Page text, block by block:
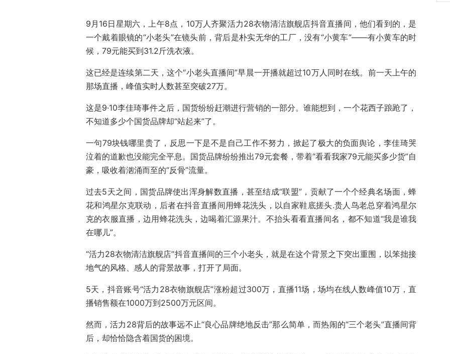
9月16日星期六，上午8点，10万人齐聚活力28衣物清洁旗舰店抖音直播间，他们看到的，是
一个戴着眼镜的“小老头”在镜头前，背后是朴实无华的工厂，没有“小黄车”——有小黄车的时
候，79元能买到31.2斤洗衣液。
这已经是连续第二天，这个“小老头直播间”早晨一开播就超过10万人同时在线。前一天上午的
那场直播，峰值实时人数甚至突破27万。
这是9·10李佳琦事件之后，国货纷纷赶潮进行营销的一部分。谁能想到，一个花西子踉跄了，
不知道多少个国货品牌却“站起来”了。
一句79块钱哪里贵了，反思一下是不是自己工作不努力，掀起了极大的负面舆论，李佳琦哭
泣着的道歉也没能完全平息。国货品牌纷纷推出79元套餐，带着“看看我家79元能买多少货”自
豪，吸收着汹涌而至的“反骨”流量。
过去5天之间，国货品牌使出浑身解数直播，甚至结成“联盟”，贡献了一个个经典名场面，蜂
花和鸿星尔克联动，后者在抖音直播间用蜂花洗头，以自家鞋底搓头.贵人鸟老总穿着鸿星尔
克的衣服直播，边用蜂花洗头，边喝着汇源果汁。不抬头看看直播间名，都不知道“我是谁我
在哪儿”。
“活力28衣物清洁旗舰店”抖音直播间的三个小老头，就是在这个背景之下突出重围，以笨拙接
地气的风格、感人的背景故事，打开了局面。
5天，抖音账号“活力28衣物旗舰店”涨粉超过300万，直播11场，场均在线人数峰值10万，直
播销售额在1000万到2500万元区间。
然而，活力28背后的故事远不止“良心品牌绝地反击”那么简单，而热闹的“三个老头”直播间背
后，却恰恰隐含着国货的困境。